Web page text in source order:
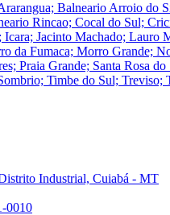
Balneario Arroio do
Rincao; Cocal do Sul;
Jacinto Machado; Lauro
da Fumaca; Morro Grande;
Praia Grande; Santa Rosa
Timbe do Sul; Treviso;
Industrial, Cuiabá - MT
0010